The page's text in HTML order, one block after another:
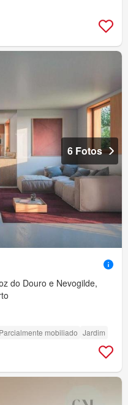
6 Fotos
do Douro e Nevogilde,
Parcialmente mobiliado Jardim